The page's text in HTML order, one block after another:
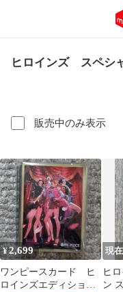
ヒロインズ スペシ
販売中のみ表示
¥2,699
ワンピースカード ヒ
ロインズエディショ
現
ヒ
ン